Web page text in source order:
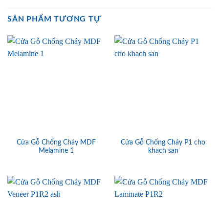
SẢN PHẨM TƯƠNG TỰ
Cửa Gỗ Chống Cháy MDF
Melamine 1
Cửa Gỗ Chống Cháy P1 cho
khach san